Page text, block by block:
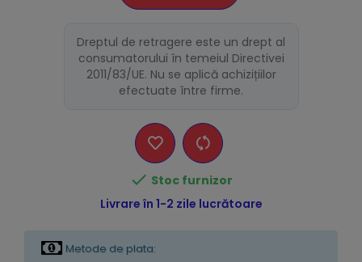
Dreptul de retragere este un drept al
consumatorului în temeiul Directivei
2011/83/UE. Nu se aplică achizițiilor
efectuate între firme.
 Stoc furnizor
Livrare în 1-2 zile lucrătoare
Metode de plata: